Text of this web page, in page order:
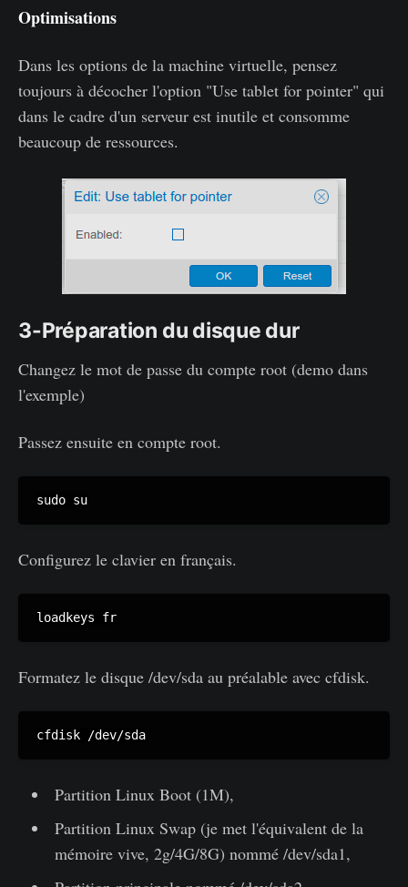
Optimisations
Dans les options de la machine virtuelle, pensez
toujours à décocher l'option "Use tablet for pointer" qui
dans le cadre d'un serveur est inutile et consomme
beaucoup de ressources.
3-Préparation du disque dur
Changez le mot de passe du compte root (demo dans
l'exemple)
Passez ensuite en compte root.
sudo su
Configurez le clavier en français.
loadkeys fr
Formatez le disque /dev/sda au préalable avec cfdisk.
cfdisk /dev/sda
Partition Linux Boot (1M),
Partition Linux Swap (je met l'équivalent de la
mémoire vive, 2g/4G/8G) nommé /dev/sda1,